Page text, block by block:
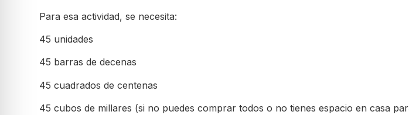
Para esa actividad, se necesita:
45 unidades
45 barras de decenas
45 cuadrados de centenas
45 cubos de millares (si no puedes comprar todos o no tienes espacio en casa